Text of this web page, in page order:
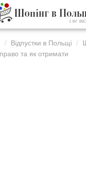
Шопінг в
і не
Відпустки в Польщі
та як отримати